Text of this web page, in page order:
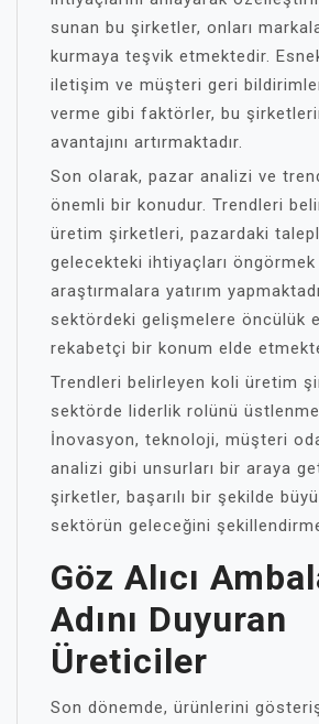
sunan bu şirketler, onları
kurmaya teşvik etmektedir.
iletişim ve müşteri geri
verme gibi faktörler, bu
avantajını artırmaktadır.
Son olarak, pazar analizi ve
önemli bir konudur. Trendleri
üretim şirketleri, pazardaki
gelecekteki ihtiyaçları öngörmek
araştırmalara yatırım
sektördeki gelişmelere öncülük
rekabetçi bir konum elde
Trendleri belirleyen koli üretim
sektörde liderlik rolünü
İnovasyon, teknoloji, müşteri
analizi gibi unsurları bir araya
şirketler, başarılı bir şekilde
sektörün geleceğini
Göz Alıcı
Adını Duyuran
Üreticiler
Son dönemde, ürünlerini